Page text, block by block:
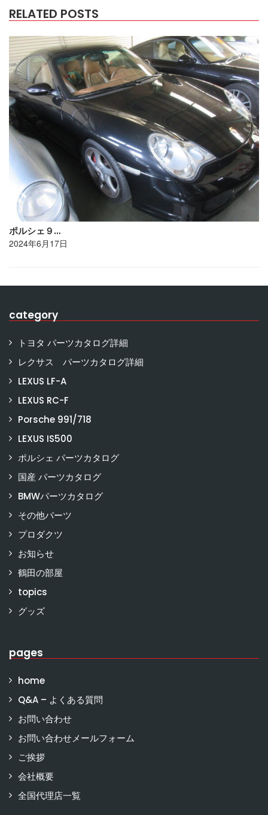
RELATED POSTS
ポルシェ９…
2024年6月17日
category
トヨタ パーツカタログ詳細
レクサス パーツカタログ詳細
LEXUS LF-A
LEXUS RC-F
Porsche 991/718
LEXUS IS500
ポルシェ パーツカタログ
国産 パーツカタログ
BMWパーツカタログ
その他パーツ
プロダクツ
お知らせ
鶴田の部屋
topics
グッズ
pages
home
Q&A – よくある質問
お問い合わせ
お問い合わせメールフォーム
ご挨拶
会社概要
全国代理店一覧